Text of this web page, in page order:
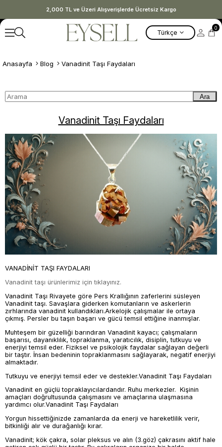
2,000 TL ve Üzeri Alışverişlerde Ücretsiz Kargo
Türkçe
0
Anasayfa Blog Vanadinit Taşı Faydaları
Ara
Vanadinit Taşı Faydaları
VANADİNİT TAŞI FAYDALARI
Vanadinit taşı ürünlerimiz için tıklayınız.
Vanadinit Taşı Rivayete göre Pers Krallığının zaferlerini süsleyen
Vanadinit taşı. Savaşlara giderken komutanların ve askerlerin
zırhlarında vanadinit kullandıkları.Arkelojik çalışmalar ile ortaya
çıkmış. Persler bu taşın başarı ve gücü temsil ettiğine inanmışlar.
Muhteşem bir güzelliği barındıran Vanadinit kayacı; çalışmaların
başarısı, dayanıklılık, topraklanma, yaratıcılık, disiplin, tutkuyu ve
enerjiyi temsil eder. Fiziksel ve psikolojik faydalar sağlayan değerli
bir taştır. İnsan bedeninin topraklanmasını sağlayarak, negatif enerjiyi
almaktadır.
Tutkuyu ve enerjiyi temsil eder ve destekler.Vanadinit Taşı Faydaları
Vanadinit en güçlü topraklayıcılardandır. Ruhu merkezler. Kişinin
amaçları doğrultusunda çalışmasını ve amaçlarına ulaşmasına
yardımcı olur.Vanadinit Taşı Faydaları
Yorgun hissettiğinizde zamanlarda da enerji ve hareketlilik verir,
bitkinliği alır ve durağanlığı kırar.
Vanadinit; kök çakra, solar pleksus ve alın (3.göz) çakrasını aktif hale